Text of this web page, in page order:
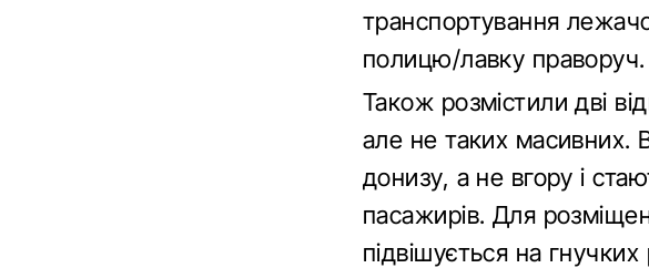
транспортування
полицю/лавку праворуч.
Також розмістили дві
але не таких масивних.
донизу, а не вгору і
пасажирів. Для
підвішується на